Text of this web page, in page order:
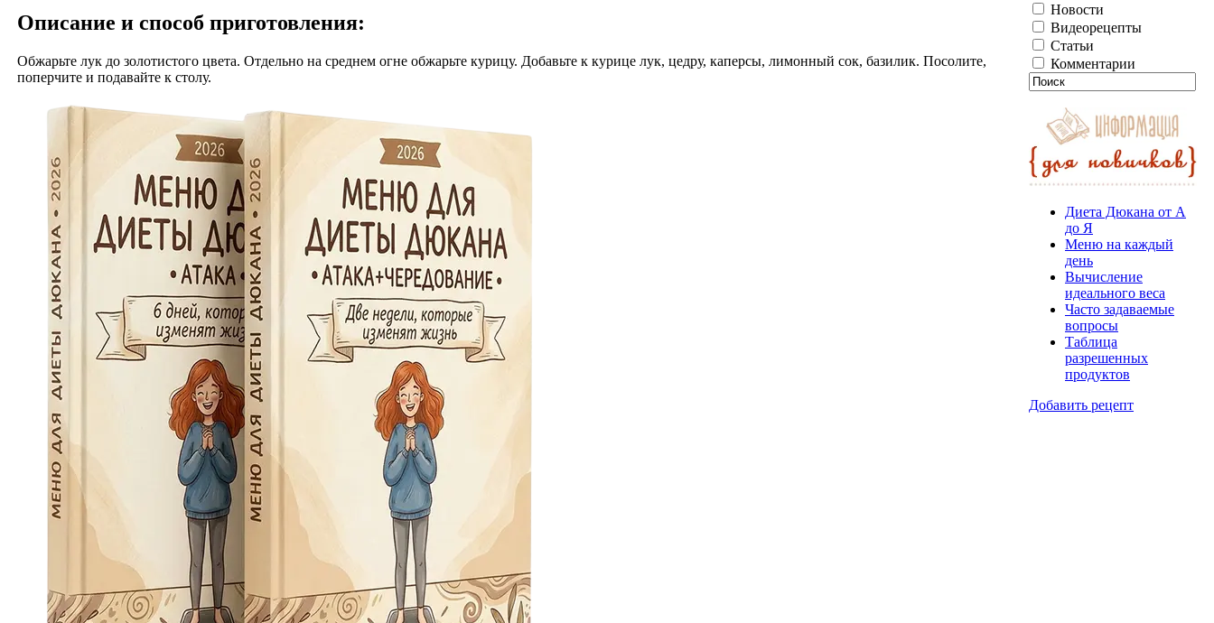
Описание и способ приготовления:
Обжарьте лук до золотистого цвета. Отдельно на среднем огне обжарьте курицу. Добавьте к курице лук, цедру, каперсы, лимонный сок, базилик. Посолите,
поперчите и подавайте к столу.
Новости
Видеорецепты
Статьи
Комментарии
Диета Дюкана от А
до Я
Меню на каждый
день
Вычисление
идеального веса
Часто задаваемые
вопросы
Таблица
разрешенных
продуктов
Добавить рецепт